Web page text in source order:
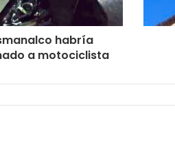
habría
a motociclista